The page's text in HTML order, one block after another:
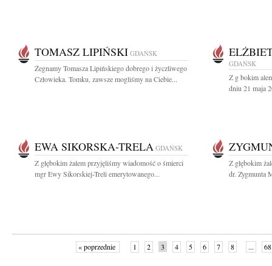
TOMASZ LIPIŃSKI GDAŃSK
Żegnamy Tomasza Lipińskiego dobrego i życzliwego
Człowieka. Tomku, zawsze mogliśmy na Ciebie...
GDAŃSK
Z g bokim
dniu 21 maja
EWA SIKORSKA-TRELA GDAŃSK
Z głębokim żalem przyjęliśmy wiadomość o śmierci
mgr Ewy Sikorskiej-Treli emerytowanego...
Z głębokim
dr. Zygmunta
« poprzednie 1 2 3 4 5 6 7 8 ... 68